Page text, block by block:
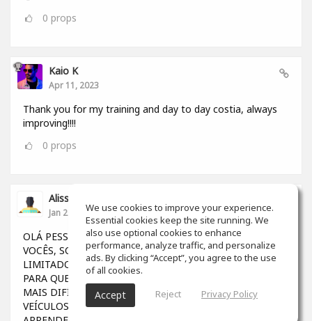
0 props
Kaio K
Apr 11, 2023
Thank you for my training and day to day costia, always
improving!!!!
0 props
Alisson Felipe Fernandes
Jan 20, 2023
OLÁ PESSOAL GOSTARIA DE DIVIDIR UMA DÚVIDA COM
VOCÊS, SOU BRASILEIRO E OS ESTUDOS POR AQUI SÃO
LIMITADOS (Para quem não tem dinheiro), AINDA MAIS
PARA QUEM VIVE NA MARGEM DA SOCIEDADE, FICA
MAIS DIFÍCIL TER OPORTUNIDADES. GRAÇAS A OS
VEÍCULOS DE COMUNICAÇÃO, CONSEGUIMOS
We use cookies to improve your experience.
Essential cookies keep the site running. We
also use optional cookies to enhance
performance, analyze traffic, and personalize
ads. By clicking “Accept”, you agree to the use
of all cookies.
Accept Reject Privacy Policy